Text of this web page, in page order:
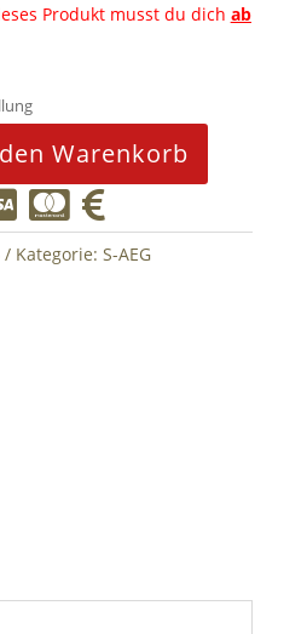
Produkt musst du dich ab
Warenkorb
 
Kategorie: S-AEG